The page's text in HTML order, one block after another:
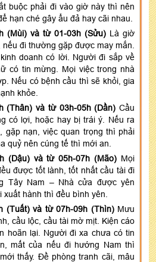
buộc phải đi vào giờ này thì nên
hạn ché gây ẩu đả hay cãi nhau.
(Mùi) và từ 01-03h (Sửu) Là giờ
nếu đi thường gặp được may mắn.
doanh có lời. Người đi sắp về
có tin mừng. Mọi việc trong nhà
Nếu có bệnh cầu thì sẽ khỏi, gia
khỏe.
(Thân) và từ 03h-05h (Dần) Cầu
có lợi, hoặc hay bị trái ý. Nếu ra
gặp nạn, việc quan trọng thì phải
quỷ nên cúng tế thì mới an.
(Dậu) và từ 05h-07h (Mão) Mọi
được tốt lành, tốt nhất cầu tài đi
Tây Nam – Nhà cửa được yên
xuất hành thì đều bình yên.
(Tuất) và từ 07h-09h (Thìn) Mưu
cầu lộc, cầu tài mờ mịt. Kiện cáo
hoãn lại. Người đi xa chưa có tin
mất của nếu đi hướng Nam thì
thấy. Đề phòng tranh cãi, mâu